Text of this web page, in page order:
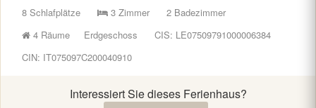
8 Schlafplätze 3 Zimmer
2 Badezimmer
4 Räume
Erdgeschoss
CIS: LE07509791000006384
CIN: IT075097C200040910
Interessiert Sie dieses Ferienhaus?